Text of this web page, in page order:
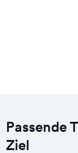
Passende
Ziel